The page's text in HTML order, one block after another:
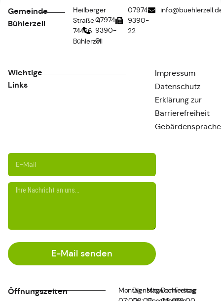
Gemeinde
Bühlerzell
Heilberger
Straße 4
74426
Bühlerzell
07974
9390-
0
07974
9390-
22
Wichtige
Links
Impressum
Datenschutz
Erklärung zur
Barrierefreiheit
Gebärdensprache
E-Mail senden
Öffnungszeiten
MontagDienstagMittwochDonnerstag
Freitag